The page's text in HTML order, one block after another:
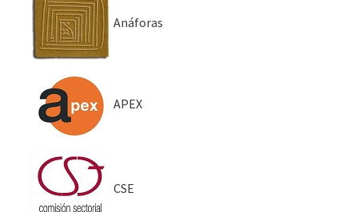
Anáforas
APEX
CSE